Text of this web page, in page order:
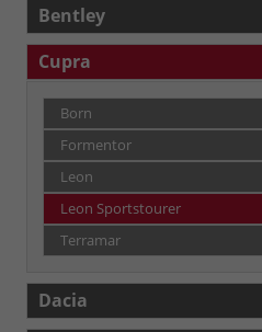
Bentley
Cupra
Born
Formentor
Leon
Leon Sportstourer
Terramar
Dacia